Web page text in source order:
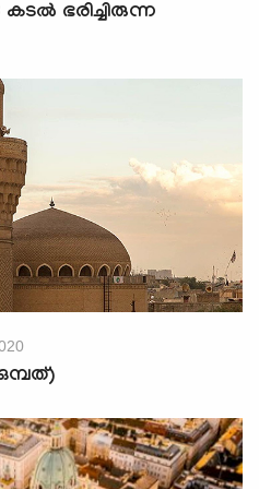
ഭരിച്ചിരുന്ന